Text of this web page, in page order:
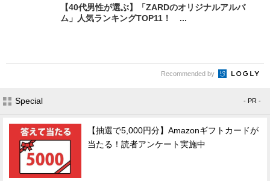
【40代男性が選ぶ】「ZARDのオリジナルアルバ
ム」人気ランキングTOP11！ ...
Recommended by
Special - PR -
【抽選で5,000円分】Amazonギフトカードが
当たる！読者アンケート実施中